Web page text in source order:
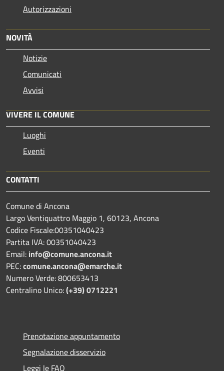
Autorizzazioni
NOVITÀ
Notizie
Comunicati
Avvisi
VIVERE IL COMUNE
Luoghi
Eventi
CONTATTI
Comune di Ancona
Largo Ventiquattro Maggio 1, 60123, Ancona
Codice Fiscale:00351040423
Partita IVA: 00351040423
Email: info@comune.ancona.it
PEC:comune.ancona@emarche.it
Numero Verde: 800653413
Centralino Unico:(+39) 0712221
Prenotazione appuntamento
Segnalazione disservizio
Leggi le FAQ